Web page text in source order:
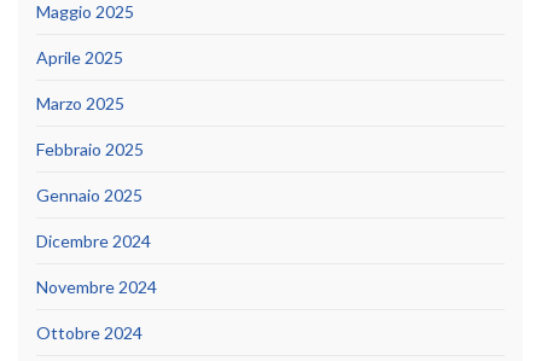
Maggio 2025
Aprile 2025
Marzo 2025
Febbraio 2025
Gennaio 2025
Dicembre 2024
Novembre 2024
Ottobre 2024